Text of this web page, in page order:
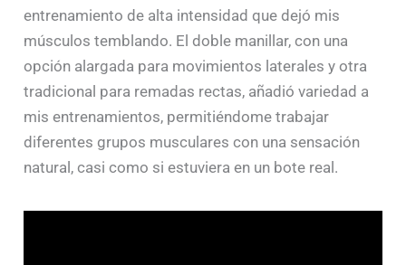
entrenamiento de alta intensidad que dejó mis
músculos temblando. El doble manillar, con una
opción alargada para movimientos laterales y otra
tradicional para remadas rectas, añadió variedad a
mis entrenamientos, permitiéndome trabajar
diferentes grupos musculares con una sensación
natural, casi como si estuviera en un bote real.